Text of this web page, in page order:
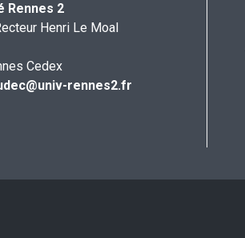
Rennes 2
Henri Le Moal
Cedex
rennes2.fr